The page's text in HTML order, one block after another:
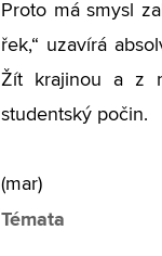
Proto má smysl
řek,“ uzavírá
Žít krajinou a z
studentský počin.
(mar)
Témata